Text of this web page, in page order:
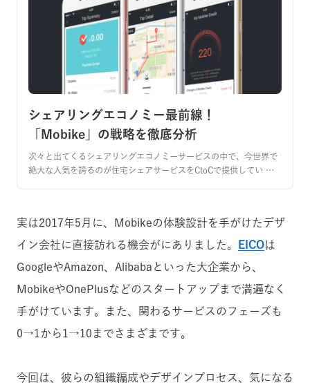
シェアリングエコノミー最前線！
「Mobike」の戦略を徹底分析
次々と出てくるシェアリングエコノミーサービスの中で、今世界で
絶大な人気を誇るのが住宅シェアサービスをCtoCで提供してい …
実は2017年5月に、Mobikeの体験設計を手がけたデザ
イン会社に直接訪れる機会がにありました。
EICOは
GoogleやAmazon、Alibabaといった大企業から、
MobikeやOnePlusなどのスタートアップまで満遍なく
手がけています。また、関わるサービスのフェーズも
0→1から1→10までさまざまです。
今回は、彼らの組織編成やデザインプロセス、気になる